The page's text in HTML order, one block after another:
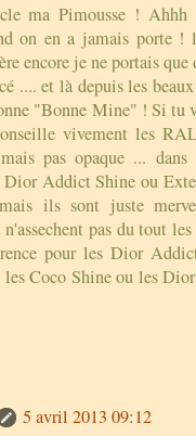
ma Pimousse ! Ahhh
on en a jamais porte
encore je ne portais
.... et là depuis les
"Bonne Mine" ! Si tu
vivement les
pas opaque ...
Addict Shine ou
ils sont juste
pas du tout
pour les Dior
les Coco Shine ou les
5 avril 2013 09:12